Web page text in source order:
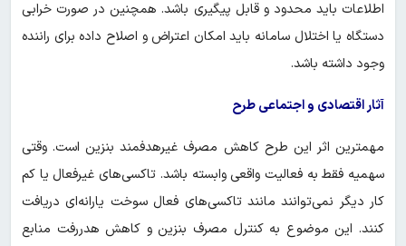
اطلاعات باید محدود و قابل پیگیری باشد. همچنین در صورت خرابی
دستگاه یا اختلال سامانه باید امکان اعتراض و اصلاح داده برای راننده
وجود داشته باشد.
آثار اقتصادی و اجتماعی طرح
مهمترین اثر این طرح کاهش مصرف غیرهدفمند بنزین است. وقتی
سهمیه فقط به فعالیت واقعی وابسته باشد. تاکسی‌های غیرفعال یا کم
کار دیگر نمی‌توانند مانند تاکسی‌های فعال سوخت یارانه‌ای دریافت
کنند. این موضوع به کنترل مصرف بنزین و کاهش هدررفت منابع